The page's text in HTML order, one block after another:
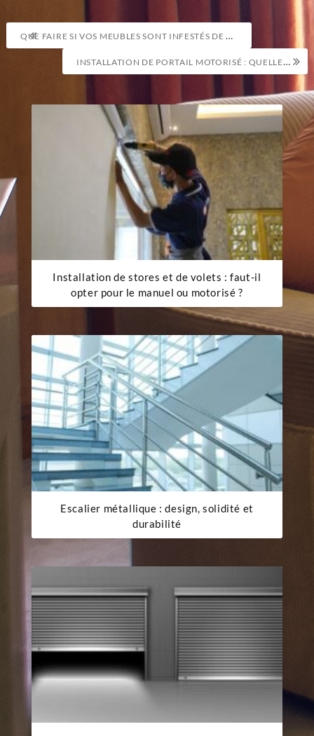
Navigation
de
l’article
QUE FAIRE SI VOS MEUBLES SONT INFESTÉS DE TERMITES ?
INSTALLATION DE PORTAIL MOTORISÉ : QUELLES DÉMARCHES ADMINISTRATIVES ?
Installation de stores et de volets : faut-il
opter pour le manuel ou motorisé ?
Escalier métallique : design, solidité et
durabilité